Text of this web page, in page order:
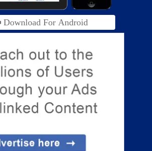
Download For Android